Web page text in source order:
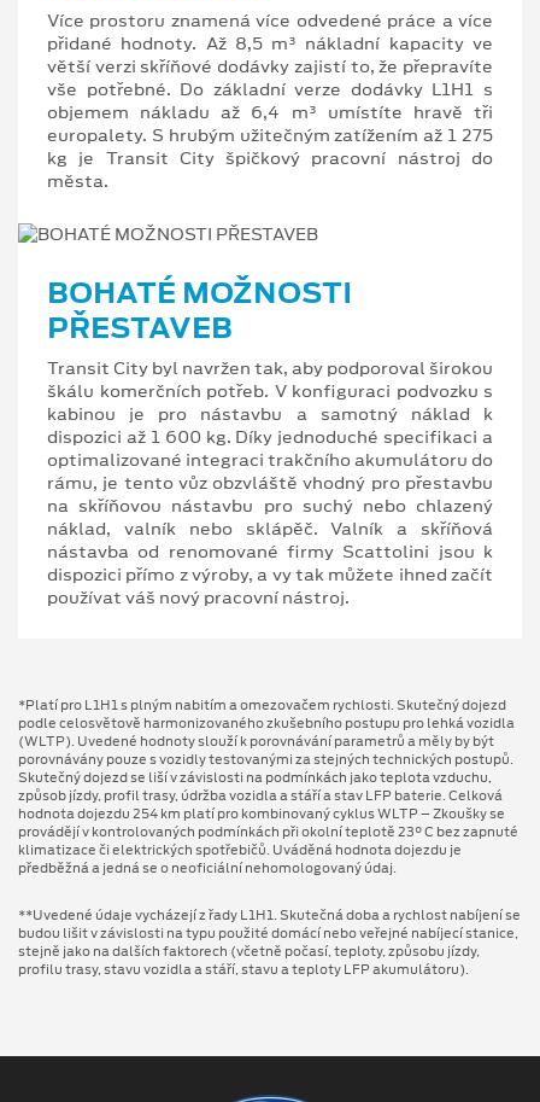
Více prostoru znamená více odvedené práce a více
přidané hodnoty. Až 8,5 m³ nákladní kapacity ve
větší verzi skříňové dodávky zajistí to, že přepravíte
vše potřebné. Do základní verze dodávky L1H1 s
objemem nákladu až 6,4 m³ umístíte hravě tři
europalety. S hrubým užitečným zatížením až 1 275
kg je Transit City špičkový pracovní nástroj do
města.
BOHATÉ MOŽNOSTI
PŘESTAVEB
Transit City byl navržen tak, aby podporoval širokou
škálu komerčních potřeb. V konfiguraci podvozku s
kabinou je pro nástavbu a samotný náklad k
dispozici až 1 600 kg. Díky jednoduché specifikaci a
optimalizované integraci trakčního akumulátoru do
rámu, je tento vůz obzvláště vhodný pro přestavbu
na skříňovou nástavbu pro suchý nebo chlazený
náklad, valník nebo sklápěč. Valník a skříňová
nástavba od renomované firmy Scattolini jsou k
dispozici přímo z výroby, a vy tak můžete ihned začít
používat váš nový pracovní nástroj.
*Platí pro L1H1 s plným nabitím a omezovačem rychlosti. Skutečný dojezd
podle celosvětově harmonizovaného zkušebního postupu pro lehká vozidla
(WLTP). Uvedené hodnoty slouží k porovnávání parametrů a měly by být
porovnávány pouze s vozidly testovanými za stejných technických postupů.
Skutečný dojezd se liší v závislosti na podmínkách jako teplota vzduchu,
způsob jízdy, profil trasy, údržba vozidla a stáří a stav LFP baterie. Celková
hodnota dojezdu 254 km platí pro kombinovaný cyklus WLTP – Zkoušky se
provádějí v kontrolovaných podmínkách při okolní teplotě 23° C bez zapnuté
klimatizace či elektrických spotřebičů. Uváděná hodnota dojezdu je
předběžná a jedná se o neoficiální nehomologovaný údaj.
**Uvedené údaje vycházejí z řady L1H1. Skutečná doba a rychlost nabíjení se
budou lišit v závislosti na typu použité domácí nebo veřejné nabíjecí stanice,
stejně jako na dalších faktorech (včetně počasí, teploty, způsobu jízdy,
profilu trasy, stavu vozidla a stáří, stavu a teploty LFP akumulátoru).